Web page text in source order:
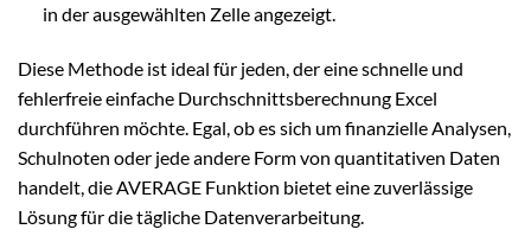
in der ausgewählten Zelle angezeigt.
Diese Methode ist ideal für jeden, der eine schnelle und
fehlerfreie einfache Durchschnittsberechnung Excel
durchführen möchte. Egal, ob es sich um finanzielle Analysen,
Schulnoten oder jede andere Form von quantitativen Daten
handelt, die AVERAGE Funktion bietet eine zuverlässige
Lösung für die tägliche Datenverarbeitung.